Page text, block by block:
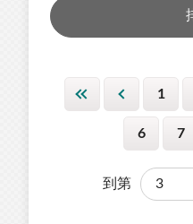
1
6 7
到第